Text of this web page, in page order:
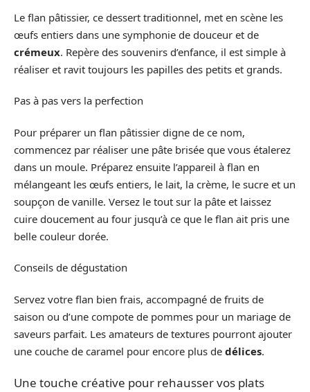
Le flan pâtissier, ce dessert traditionnel, met en scène les
œufs entiers dans une symphonie de douceur et de
crémeux. Repère des souvenirs d’enfance, il est simple à
réaliser et ravit toujours les papilles des petits et grands.
Pas à pas vers la perfection
Pour préparer un flan pâtissier digne de ce nom,
commencez par réaliser une pâte brisée que vous étalerez
dans un moule. Préparez ensuite l’appareil à flan en
mélangeant les œufs entiers, le lait, la crème, le sucre et un
soupçon de vanille. Versez le tout sur la pâte et laissez
cuire doucement au four jusqu’à ce que le flan ait pris une
belle couleur dorée.
Conseils de dégustation
Servez votre flan bien frais, accompagné de fruits de
saison ou d’une compote de pommes pour un mariage de
saveurs parfait. Les amateurs de textures pourront ajouter
une couche de caramel pour encore plus de délices.
Une touche créative pour rehausser vos plats